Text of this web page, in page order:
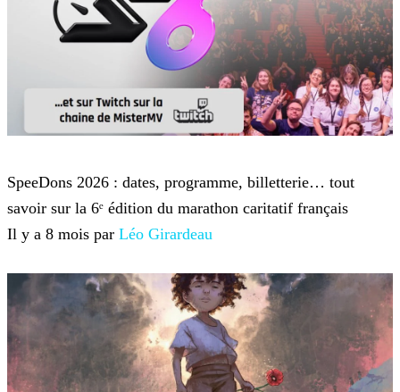
SpeeDons 2026 : dates, programme, billetterie… tout
savoir sur la 6ᵉ édition du marathon caritatif français
Il y a 8 mois par Léo Girardeau